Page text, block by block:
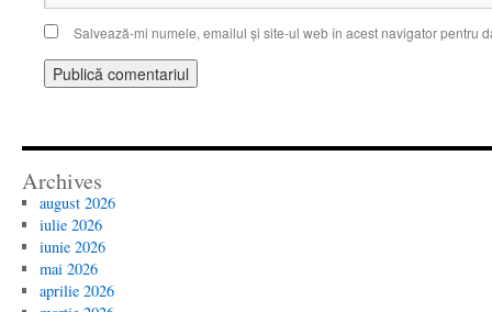
Salvează-mi numele, emailul și site-ul web în acest navigator pentru
Archives
august 2026
iulie 2026
iunie 2026
mai 2026
aprilie 2026